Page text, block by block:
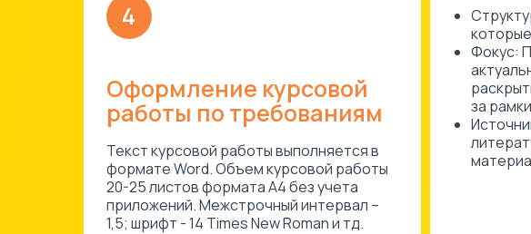
Текст курсовой работы выполняется в
формате Word. Объем курсовой работы
20-25 листов формата А4 без учета
приложений. Межстрочный интервал –
1,5; шрифт - 14 Times New Roman и тд.
Оформление курсовой
работы по требованиям
4
Фокус:
за